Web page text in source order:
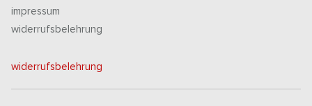
impressum
widerrufsbelehrung
widerrufsbelehrung